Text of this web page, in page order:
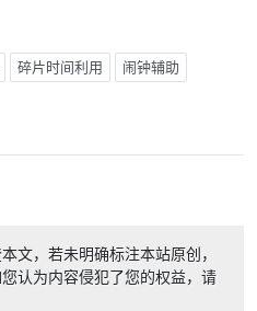
碎片时间利用 闹钟辅助
文，若未明确标注本站原创，
认为内容侵犯了您的权益，请